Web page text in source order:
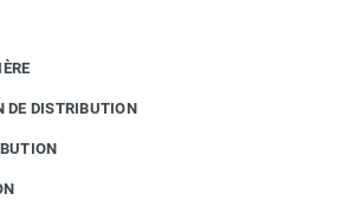
DE DISTRIBUTION